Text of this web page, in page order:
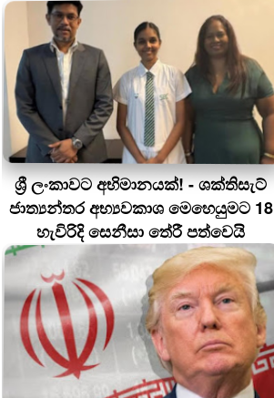
ශ්‍රී ලංකාවට අභිමානයක්! - ශක්තිසැට්
ජාත්‍යන්තර අභ්‍යවකාශ මෙහෙයුමට 18
හැවිරිදි සෙනීසා තේරී පත්වෙයි